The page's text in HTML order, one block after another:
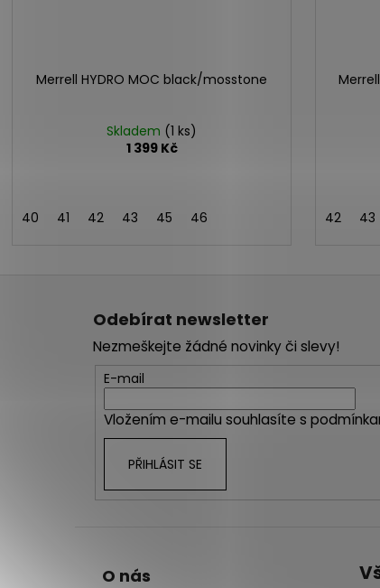
Merrell HYDRO MOC black/mosstone
Skladem (1 ks)
1 399 Kč
40 41 42 43 45 46
Merrell
42 43
Odebírat newsletter
Nezmeškejte žádné novinky či slevy!
E-mail
Vložením e-mailu souhlasíte s
PŘIHLÁSIT SE
O nás